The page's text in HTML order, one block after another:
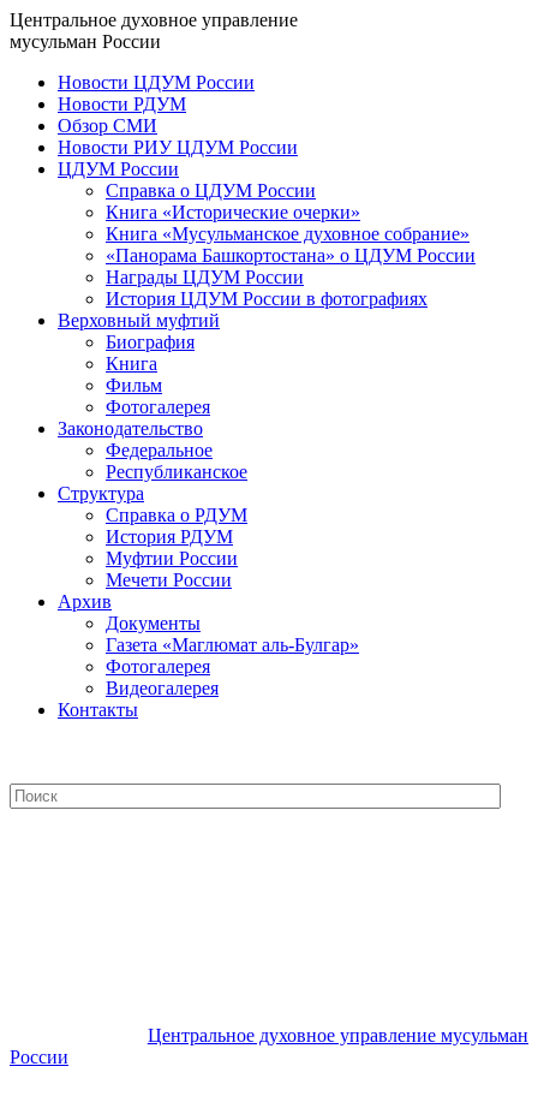
Центральное духовное управление
мусульман России
Новости ЦДУМ России
Новости РДУМ
Обзор СМИ
Новости РИУ ЦДУМ России
ЦДУМ России
Справка о ЦДУМ России
Книга «Исторические очерки»
Книга «Мусульманское духовное собрание»
«Панорама Башкортостана» о ЦДУМ России
Награды ЦДУМ России
История ЦДУМ России в фотографиях
Верховный муфтий
Биография
Книга
Фильм
Фотогалерея
Законодательство
Федеральное
Республиканское
Структура
Справка о РДУМ
История РДУМ
Муфтии России
Мечети России
Архив
Документы
Газета «Маглюмат аль-Булгар»
Фотогалерея
Видеогалерея
Контакты
Центральное духовное управление мусульман
России